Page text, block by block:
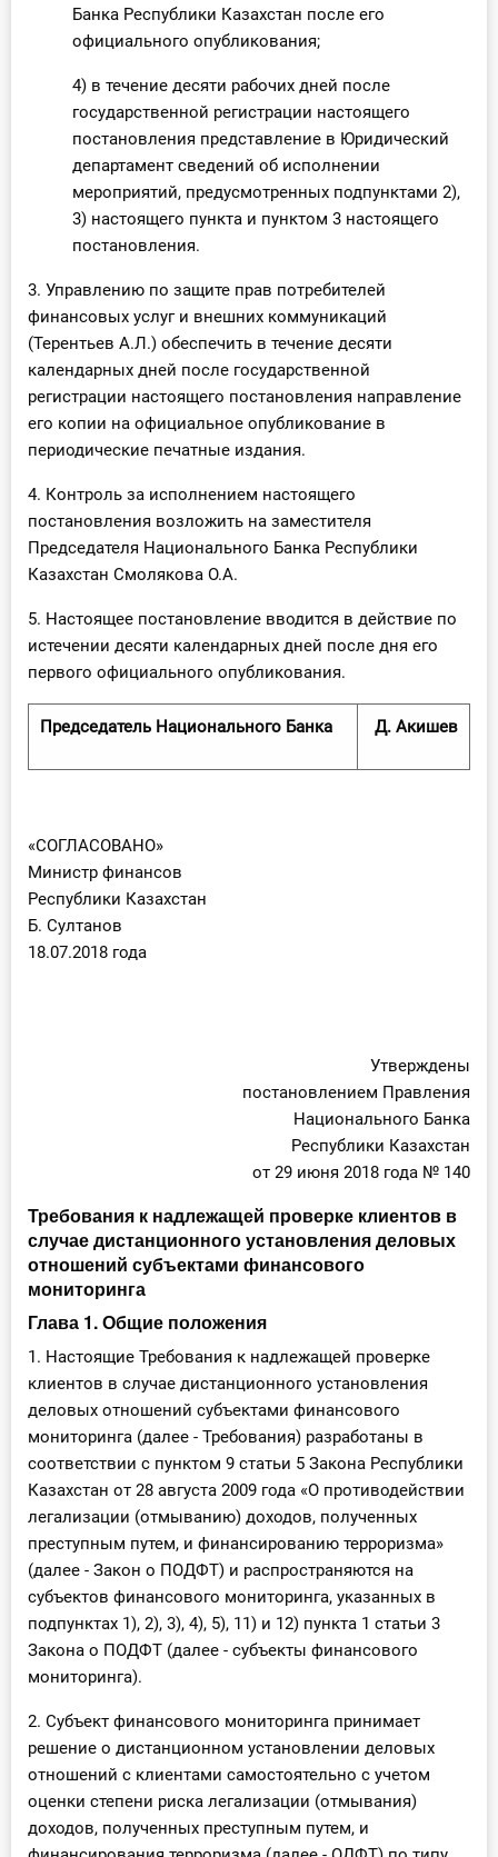
Банка Республики Казахстан после его
официального опубликования;
4) в течение десяти рабочих дней после
государственной регистрации настоящего
постановления представление в Юридический
департамент сведений об исполнении
мероприятий, предусмотренных подпунктами 2),
3) настоящего пункта и пунктом 3 настоящего
постановления.
3. Управлению по защите прав потребителей
финансовых услуг и внешних коммуникаций
(Терентьев А.Л.) обеспечить в течение десяти
календарных дней после государственной
регистрации настоящего постановления направление
его копии на официальное опубликование в
периодические печатные издания.
4. Контроль за исполнением настоящего
постановления возложить на заместителя
Председателя Национального Банка Республики
Казахстан Смолякова О.А.
5. Настоящее постановление вводится в действие по
истечении десяти календарных дней после дня его
первого официального опубликования.
Председатель Национального Банка Д. Акишев
«СОГЛАСОВАНО»
Министр финансов
Республики Казахстан
Б. Султанов
18.07.2018 года
Утверждены
постановлением Правления
Национального Банка
Республики Казахстан
от 29 июня 2018 года № 140
Требования к надлежащей проверке клиентов в
случае дистанционного установления деловых
отношений субъектами финансового
мониторинга
Глава 1. Общие положения
1. Настоящие Требования к надлежащей проверке
клиентов в случае дистанционного установления
деловых отношений субъектами финансового
мониторинга (далее - Требования) разработаны в
соответствии с пунктом 9 статьи 5 Закона Республики
Казахстан от 28 августа 2009 года «О противодействии
легализации (отмыванию) доходов, полученных
преступным путем, и финансированию терроризма»
(далее - Закон о ПОДФТ) и распространяются на
субъектов финансового мониторинга, указанных в
подпунктах 1), 2), 3), 4), 5), 11) и 12) пункта 1 статьи 3
Закона о ПОДФТ (далее - субъекты финансового
мониторинга).
2. Субъект финансового мониторинга принимает
решение о дистанционном установлении деловых
отношений с клиентами самостоятельно с учетом
оценки степени риска легализации (отмывания)
доходов, полученных преступным путем, и